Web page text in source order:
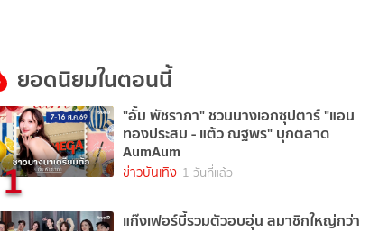
ยอดนิยมในตอนนี้
1
"อั้ม พัชราภา" ชวนนางเอกซุปตาร์ "แอน
ทองประสม - แต้ว ณฐพร" บุกตลาด
AumAum
ข่าวบันเทิง 1 วันที่แล้ว
แก๊งเฟอร์บี้รวมตัวอบอุ่น สมาชิกใหญ่กว่า